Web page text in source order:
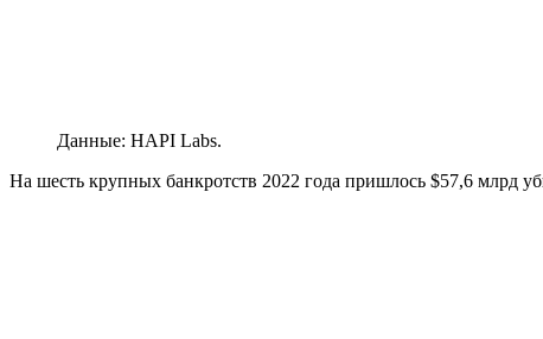
Данные: HAPI Labs.
На шесть крупных банкротств 2022 года пришлось $57,6 млрд